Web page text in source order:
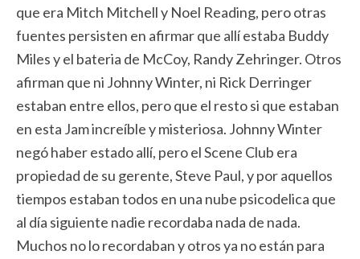
que era Mitch Mitchell y Noel Reading, pero otras
fuentes persisten en afirmar que allí estaba Buddy
Miles y el bateria de McCoy, Randy Zehringer. Otros
afirman que ni Johnny Winter, ni Rick Derringer
estaban entre ellos, pero que el resto si que estaban
en esta Jam increíble y misteriosa. Johnny Winter
negó haber estado allí, pero el Scene Club era
propiedad de su gerente, Steve Paul, y por aquellos
tiempos estaban todos en una nube psicodelica que
al día siguiente nadie recordaba nada de nada.
Muchos no lo recordaban y otros ya no están para